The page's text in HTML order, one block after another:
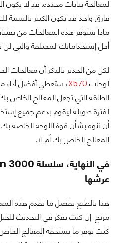
لمعالجة بيانات محددة. قد لا يكون
فارق واحد قد يكون الكثير بالنسبة
ماذا ستوفر هذه المعالجات من
أجل إستخداماتك المختلفة والتي لن
لكن من الجدير بالذكر أن معالجات
لوحات X570
الطاقة التي تجعل المعالج الخاص
لفترة طويلة ليقوم بدعم جميع
أن ننوه بشأن قوة اللوحة
المعالج الخاص بك أم لا.
عرشها
هذا بالطبع بفضل ما تقدم هذه
مريح. إن كنت تفكر في التحديث
كنت توفر ما يستحقه المعالج